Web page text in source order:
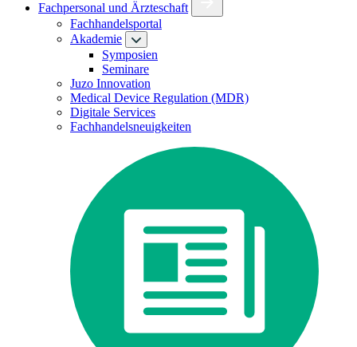
Fachpersonal und Ärzteschaft
Fachhandelsportal
Akademie
Symposien
Seminare
Juzo Innovation
Medical Device Regulation (MDR)
Digitale Services
Fachhandelsneuigkeiten